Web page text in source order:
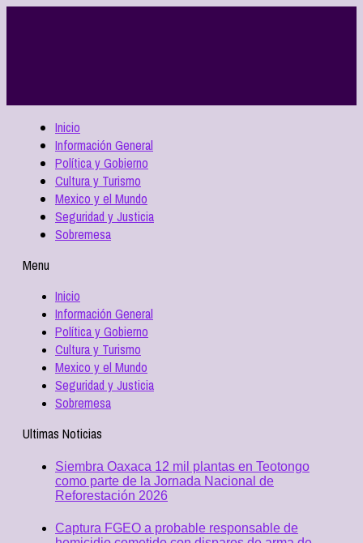
Inicio
Información General
Política y Gobierno
Cultura y Turismo
Mexico y el Mundo
Seguridad y Justicia
Sobremesa
Menu
Inicio
Información General
Política y Gobierno
Cultura y Turismo
Mexico y el Mundo
Seguridad y Justicia
Sobremesa
Ultimas Noticias
Siembra Oaxaca 12 mil plantas en Teotongo
como parte de la Jornada Nacional de
Reforestación 2026
Captura FGEO a probable responsable de